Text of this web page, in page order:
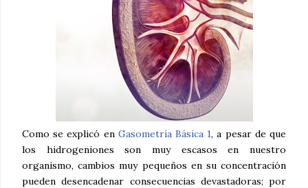
Como se explicó en Gasometría Básica 1, a pesar de que
los hidrogeniones son muy escasos en nuestro
organismo, cambios muy pequeños en su concentración
pueden desencadenar consecuencias devastadoras; por